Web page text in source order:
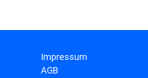
Impressum
AGB